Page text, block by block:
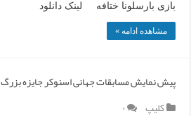
بازی بارسلونا ختافه لینک دانلود
مشاهده ادامه »
پیش نمایش مسابقات جهانی اسنوکر جایزه بزرگ ۲۰۱۶
کلیپ
۰